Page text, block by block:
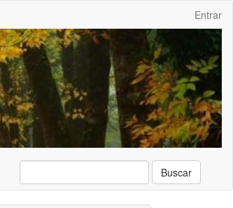
Entrar
Buscar